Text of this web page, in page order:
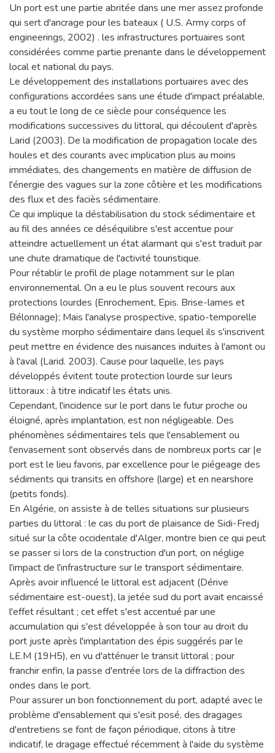
Un port est une partie abritée dans une mer assez profonde
qui sert d'ancrage pour les bateaux ( U.S. Army corps of
engineerings, 2002) . les infrastructures portuaires sont
considérées comme partie prenante dans le développement
local et national du pays.
Le développement des installations portuaires avec des
configurations accordées sans une étude d'impact préalable,
a eu tout le long de ce siècle pour conséquence les
modifications successives du littoral, qui découlent d'après
Larid (2003). De la modification de propagation locale des
houles et des courants avec implication plus au moins
immédiates, des changements en matière de diffusion de
l'énergie des vagues sur la zone côtière et les modifications
des flux et des faciès sédimentaire.
Ce qui implique la déstabilisation du stock sédimentaire et
au fil des années ce déséquilibre s'est accentue pour
atteindre actuellement un état alarmant qui s'est traduit par
une chute dramatique de l'activité touristique.
Pour rétablir le profil de plage notamment sur le plan
environnemental. On a eu le plus souvent recours aux
protections lourdes (Enrochement, Epis. Brise-lames et
Bélonnage); Mais l'analyse prospective, spatio-temporelle
du système morpho sédimentaire dans lequel ils s'inscrivent
peut mettre en évidence des nuisances induites à l'amont ou
à l'aval (Larid. 2003). Cause pour laquelle, les pays
développés évitent toute protection lourde sur leurs
littoraux : à titre indicatif les états unis.
Cependant, l'incidence sur le port dans le futur proche ou
éloigné, après implantation, est non négligeable. Des
phénomènes sédimentaires tels que l'ensablement ou
l'envasement sont observés dans de nombreux ports car |e
port est le lieu favoris, par excellence pour le piégeage des
sédiments qui transits en offshore (large) et en nearshore
(petits fonds).
En Algérie, on assiste à de telles situations sur plusieurs
parties du littoral : le cas du port de plaisance de Sidi-Fredj
situé sur la côte occidentale d'Alger, montre bien ce qui peut
se passer si lors de la construction d'un port, on néglige
l'impact de l'infrastructure sur le transport sédimentaire.
Après avoir influencé le littoral est adjacent (Dérive
sédimentaire est-ouest), la jetée sud du port avait encaissé
l'effet résultant ; cet effet s'est accentué par une
accumulation qui s'est développée à son tour au droit du
port juste après l'implantation des épis suggérés par le
LE.M (19H5), en vu d'atténuer le transit littoral ; pour
franchir enfin, la passe d'entrée lors de la diffraction des
ondes dans le port.
Pour assurer un bon fonctionnement du port, adapté avec le
problème d'ensablement qui s'esit posé, des dragages
d'entretiens se font de façon périodique, citons à titre
indicatif, le dragage effectué récemment à l'aide du système